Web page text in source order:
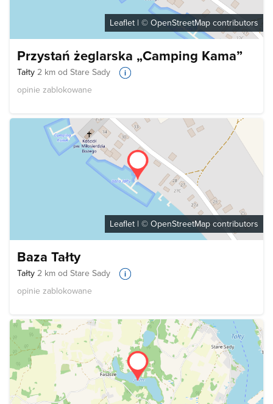
Leaflet | © OpenStreetMap contributors
Przystań żeglarska „Camping Kama”
Tałty 2 km od Stare Sady
opinie zablokowane
Leaflet | © OpenStreetMap contributors
Baza Tałty
Tałty 2 km od Stare Sady
opinie zablokowane